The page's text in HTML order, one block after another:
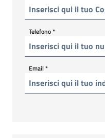
Telefono*
Email*